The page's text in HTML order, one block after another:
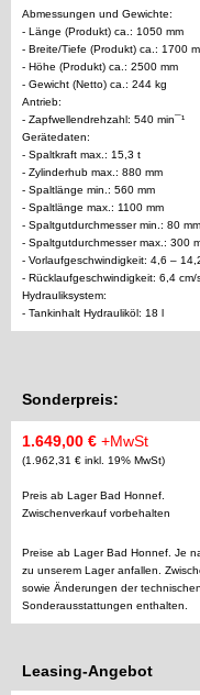
Abmessungen und Gewichte:
- Länge (Produkt) ca.: 1050 mm
- Breite/Tiefe (Produkt) ca.: 1700
- Höhe (Produkt) ca.: 2500 mm
- Gewicht (Netto) ca.: 244 kg
Antrieb:
- Zapfwellendrehzahl: 540 min¯¹
Gerätedaten:
- Spaltkraft max.: 15,3 t
- Zylinderhub max.: 880 mm
- Spaltlänge min.: 560 mm
- Spaltlänge max.: 1100 mm
- Spaltgutdurchmesser min.: 80 mm
- Spaltgutdurchmesser max.: 300
- Vorlaufgeschwindigkeit: 4,6 –
- Rücklaufgeschwindigkeit: 6,4 cm/
Hydrauliksystem:
- Tankinhalt Hydrauliköl: 18 l
Sonderpreis:
1.649,00 € +MwSt
(1.962,31 € inkl. 19% MwSt)
Preis ab Lager Bad Honnef.
Zwischenverkauf vorbehalten
Preise ab Lager Bad Honnef. Je
zu unserem Lager anfallen.
sowie Änderungen der
Sonderausstattungen enthalten.
Leasing-Angebot